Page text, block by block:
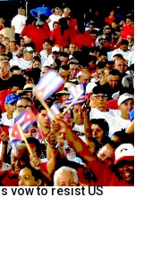
vow to resist US